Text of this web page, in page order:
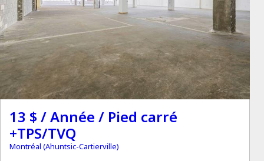
13 $ / Année / Pied carré
+TPS/TVQ
Montréal (Ahuntsic-Cartierville)